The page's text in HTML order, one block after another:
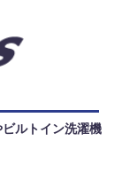
ルトイン洗濯機